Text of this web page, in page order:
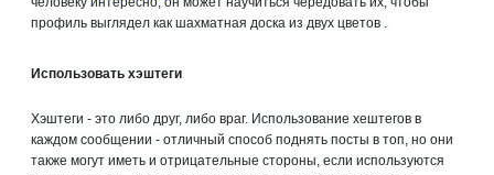
профиль выглядел как шахматная доска из двух цветов .
Использовать хэштеги
Хэштеги - это либо друг, либо враг. Использование хештегов в
каждом сообщении - отличный способ поднять посты в топ, но они
также могут иметь и отрицательные стороны, если используются